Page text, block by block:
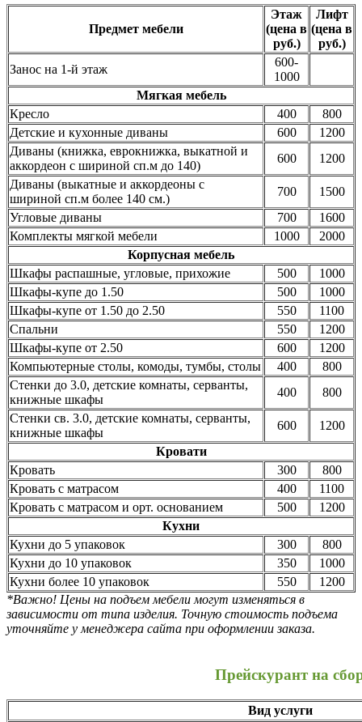
Предмет мебели
Этаж
(цена в
руб.)
Лифт
(цена в
руб.)
Занос на 1-й этаж
600-
1000
Мягкая мебель
Кресло
400
800
Детские и кухонные диваны
600
1200
Диваны (книжка, еврокнижка, выкатной и
аккордеон с шириной сп.м до 140)
600
1200
Диваны (выкатные и аккордеоны с
шириной сп.м более 140 см.)
700
1500
Угловые диваны
700
1600
Комплекты мягкой мебели
1000
2000
Корпусная мебель
Шкафы распашные, угловые, прихожие
500
1000
Шкафы-купе до 1.50
500
1000
Шкафы-купе от 1.50 до 2.50
550
1100
Спальни
550
1200
Шкафы-купе от 2.50
600
1200
Компьютерные столы, комоды, тумбы, столы
400
800
Стенки до 3.0, детские комнаты, серванты,
книжные шкафы
400
800
Стенки св. 3.0, детские комнаты, серванты,
книжные шкафы
600
1200
Кровати
Кровать
300
800
Кровать с матрасом
400
1100
Кровать с матрасом и орт. основанием
500
1200
Кухни
Кухни до 5 упаковок
300
800
Кухни до 10 упаковок
350
1000
Кухни более 10 упаковок
550
1200
*Важно! Цены на подъем мебели могут изменяться в
зависимости от типа изделия. Точную стоимость подъема
уточняйте у менеджера сайта при оформлении заказа.
Прейскурант на
Вид услуги